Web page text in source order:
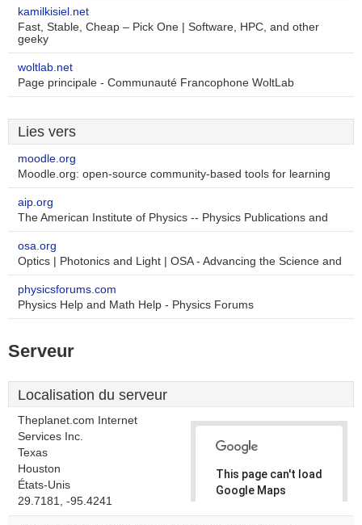
kamilkisiel.net
Fast, Stable, Cheap – Pick One | Software, HPC, and other
geeky
woltlab.net
Page principale - Communauté Francophone WoltLab
Lies vers
moodle.org
Moodle.org: open-source community-based tools for learning
aip.org
The American Institute of Physics -- Physics Publications and
osa.org
Optics | Photonics and Light | OSA - Advancing the Science and
physicsforums.com
Physics Help and Math Help - Physics Forums
Serveur
Localisation du serveur
Theplanet.com Internet
Services Inc.
Texas
Houston
États-Unis
29.7181, -95.4241
This page can't load
Google Maps